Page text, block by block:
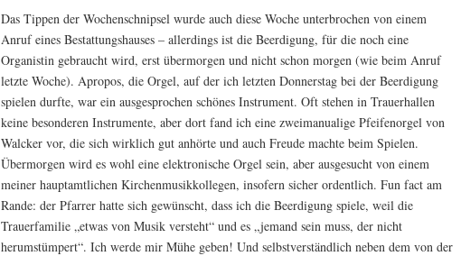
Das Tippen der Wochenschnipsel wurde auch diese Woche unterbrochen von einem
Anruf eines Bestattungshauses – allerdings ist die Beerdigung, für die noch eine
Organistin gebraucht wird, erst übermorgen und nicht schon morgen (wie beim Anruf
letzte Woche). Apropos, die Orgel, auf der ich letzten Donnerstag bei der Beerdigung
spielen durfte, war ein ausgesprochen schönes Instrument. Oft stehen in Trauerhallen
keine besonderen Instrumente, aber dort fand ich eine zweimanualige Pfeifenorgel von
Walcker vor, die sich wirklich gut anhörte und auch Freude machte beim Spielen.
Übermorgen wird es wohl eine elektronische Orgel sein, aber ausgesucht von einem
meiner hauptamtlichen Kirchenmusikkollegen, insofern sicher ordentlich. Fun fact am
Rande: der Pfarrer hatte sich gewünscht, dass ich die Beerdigung spiele, weil die
Trauerfamilie „etwas von Musik versteht“ und es „jemand sein muss, der nicht
herumstümpert“. Ich werde mir Mühe geben! Und selbstverständlich neben dem von der